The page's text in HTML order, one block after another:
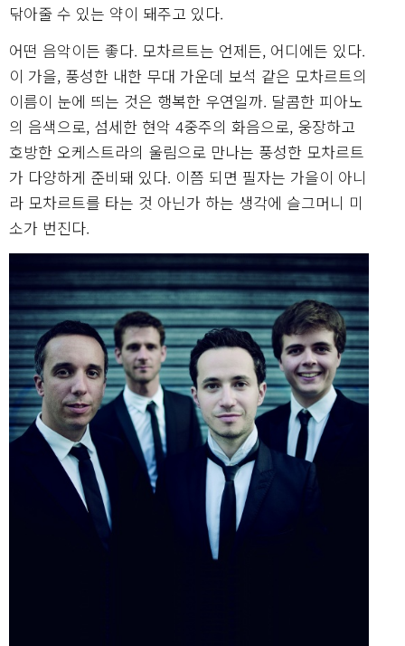
닦아줄 수 있는 약이 돼주고 있다.
어떤 음악이든 좋다. 모차르트는 언제든, 어디에든 있다.
이 가을, 풍성한 내한 무대 가운데 보석 같은 모차르트의
이름이 눈에 띄는 것은 행복한 우연일까. 달콤한 피아노
의 음색으로, 섬세한 현악 4중주의 화음으로, 웅장하고
호방한 오케스트라의 울림으로 만나는 풍성한 모차르트
가 다양하게 준비돼 있다. 이쯤 되면 필자는 가을이 아니
라 모차르트를 타는 것 아닌가 하는 생각에 슬그머니 미
소가 번진다.